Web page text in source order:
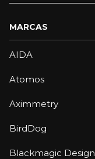
MARCAS
AIDA
Atomos
Aximmetry
BirdDog
Blackmagic Design